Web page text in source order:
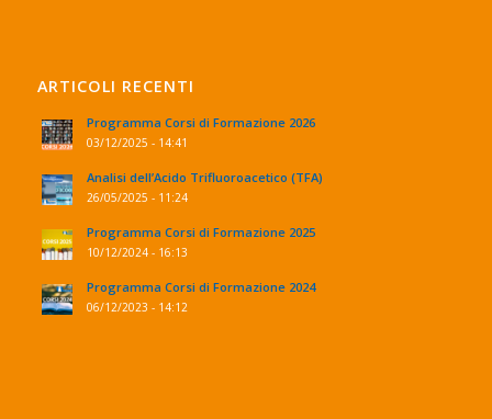
ARTICOLI RECENTI
Programma Corsi di Formazione 2026
03/12/2025 - 14:41
Analisi dell’Acido Trifluoroacetico (TFA)
26/05/2025 - 11:24
Programma Corsi di Formazione 2025
10/12/2024 - 16:13
Programma Corsi di Formazione 2024
06/12/2023 - 14:12